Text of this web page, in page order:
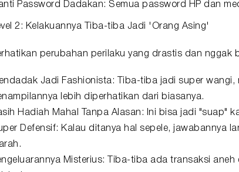
Password Dadakan: Semua password HP dan
2: Kelakuannya Tiba-tiba Jadi 'Orang Asing'
perubahan perilaku yang drastis dan nggak
Jadi Fashionista: Tiba-tiba jadi super wangi,
lebih diperhatikan dari biasanya.
Hadiah Mahal Tanpa Alasan: Ini bisa jadi "suap"
Defensif: Kalau ditanya hal sepele, jawabannya
Misterius: Tiba-tiba ada transaksi